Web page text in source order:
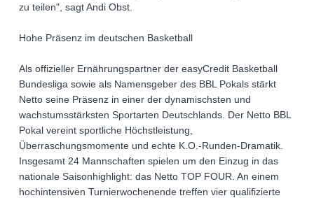
zu teilen", sagt Andi Obst.
Hohe Präsenz im deutschen Basketball
Als offizieller Ernährungspartner der easyCredit Basketball
Bundesliga sowie als Namensgeber des BBL Pokals stärkt
Netto seine Präsenz in einer der dynamischsten und
wachstumsstärksten Sportarten Deutschlands. Der Netto BBL
Pokal vereint sportliche Höchstleistung,
Überraschungsmomente und echte K.O.-Runden-Dramatik.
Insgesamt 24 Mannschaften spielen um den Einzug in das
nationale Saisonhighlight: das Netto TOP FOUR. An einem
hochintensiven Turnierwochenende treffen vier qualifizierte